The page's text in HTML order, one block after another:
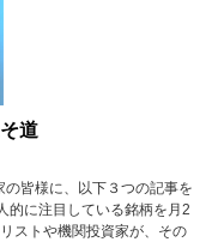
道
皆様に、以下３つの記事を
的に注目している銘柄を月2
ストや機関投資家が、その